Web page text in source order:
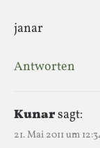
janar
Antworten
Kunarsagt:
21. Mai 2011 um